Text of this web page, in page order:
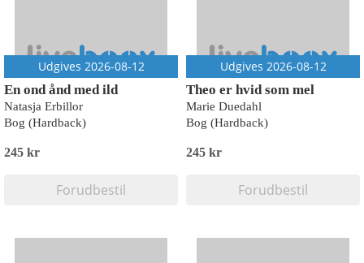
Udgives 2026-08-12
En ond ånd med ild
Natasja Erbillor
Bog (Hardback)
245 kr
Forudbestil
Udgives 2026-08-12
Theo er hvid som mel
Marie Duedahl
Bog (Hardback)
245 kr
Forudbestil